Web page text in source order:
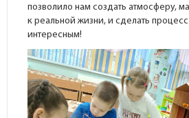
позволило нам создать атмосферу,
к реальной жизни, и сделать
интересным!